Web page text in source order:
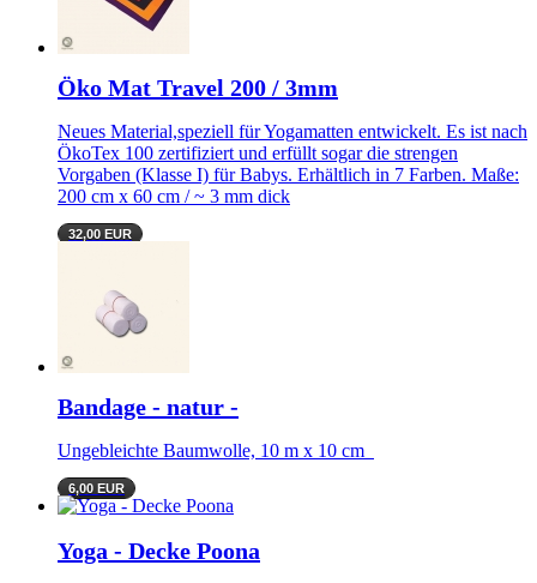
Öko Mat Travel 200 / 3mm
Neues Material,speziell für Yogamatten entwickelt. Es ist nach
ÖkoTex 100 zertifiziert und erfüllt sogar die strengen
Vorgaben (Klasse I) für Babys. Erhältlich in 7 Farben. Maße:
200 cm x 60 cm / ~ 3 mm dick
32,00 EUR
Bandage - natur -
Ungebleichte Baumwolle, 10 m x 10 cm
6,00 EUR
Yoga - Decke Poona